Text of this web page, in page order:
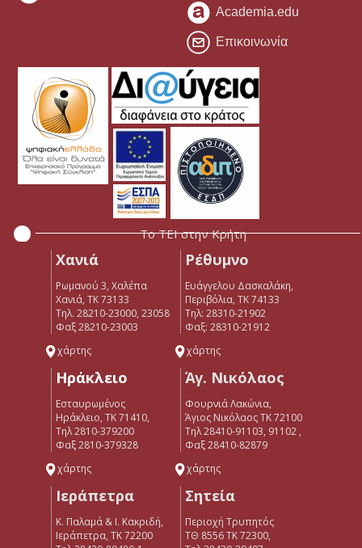
Academia.edu
Επικοινωνία
Το ΤΕΙ στην Κρήτη
Χανιά
Ρωμανού 3, Χαλέπα
Χανιά, ΤΚ 73133
Τηλ. 28210-23000, 23058
Φαξ 28210-23003
χάρτης
Ρέθυμνο
Ευάγγελου Δασκαλάκη,
Περιβόλια, ΤΚ 74133
Tηλ: 28310-21902
Φαξ: 28310-21912
χάρτης
Ηράκλειο
Εσταυρωμένος
Ηράκλειο, ΤΚ 71410,
Τηλ 2810-379200
Φαξ 2810-379328
χάρτης
Άγ. Νικόλαος
Φουρνιά Λακώνια,
Άγιος Νικόλαος ΤΚ 72100
Τηλ 28410-91103, 91102 ,
Φαξ 28410-82879
χάρτης
Ιεράπετρα
Κ. Παλαμά & Ι. Κακριδή,
Ιεράπετρα, ΤΚ 72200
Σητεία
Περιοχή Τρυπητός
ΤΘ 8556 ΤΚ 72300,